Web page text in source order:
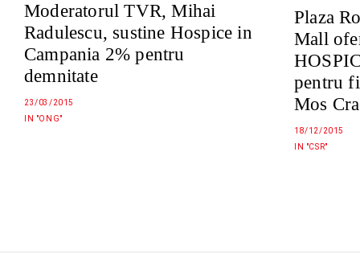
Moderatorul TVR, Mihai
Radulescu, sustine Hospice in
Campania 2% pentru
demnitate
23/03/2015
IN "ONG"
Plaza
Mall
pentru
Mos
18/12/2015
IN "CSR"